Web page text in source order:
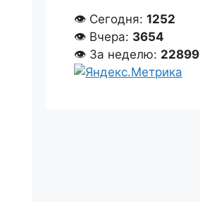
👁 Сегодня: 1252
👁 Вчера: 3654
👁 За неделю: 22899